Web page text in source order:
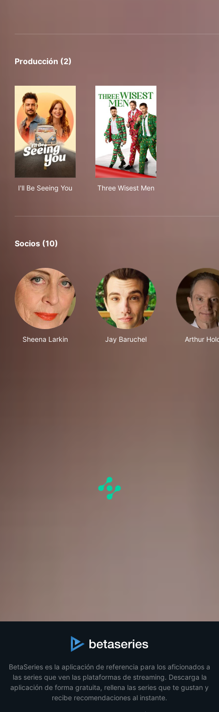
Producción (2)
I'll Be Seeing You Three Wisest Men
Socios (10)
Sheena Larkin Jay Baruchel Arthur
BetaSeries es la aplicación de referencia para los aficionados a
las series que ven las plataformas de streaming. Descarga la
aplicación de forma gratuita, rellena las series que te gustan y
recibe recomendaciones al instante.